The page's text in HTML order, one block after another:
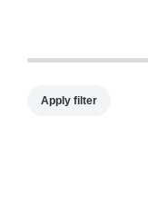
Apply filter